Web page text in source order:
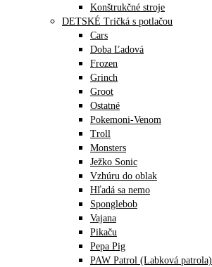
Konštrukčné stroje
DETSKÉ Tričká s potlačou
Cars
Doba Ľadová
Frozen
Grinch
Groot
Ostatné
Pokemoni-Venom
Troll
Monsters
Ježko Sonic
Vzhúru do oblak
Hľadá sa nemo
Sponglebob
Vajana
Pikaču
Pepa Pig
PAW Patrol (Labková patrola)